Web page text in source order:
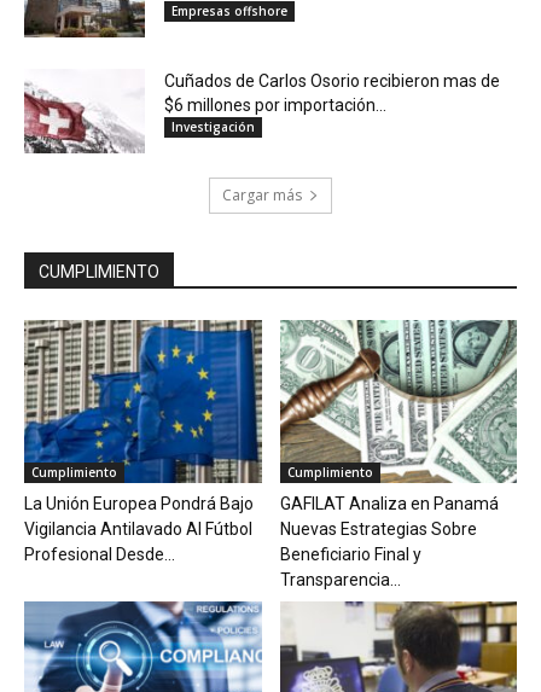
Empresas offshore
Cuñados de Carlos Osorio recibieron mas de
$6 millones por importación...
Investigación
Cargar más
CUMPLIMIENTO
Cumplimiento
La Unión Europea Pondrá Bajo
Vigilancia Antilavado Al Fútbol
Profesional Desde...
Cumplimiento
GAFILAT Analiza en Panamá
Nuevas Estrategias Sobre
Beneficiario Final y
Transparencia...